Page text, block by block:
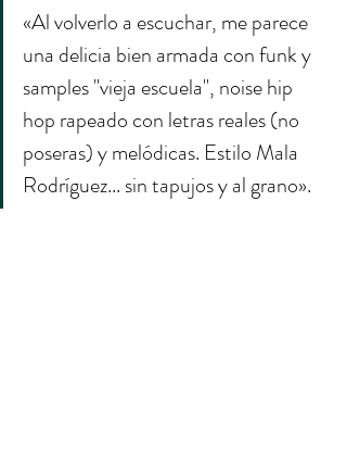
«Al volverlo a escuchar, me parece
una delicia bien armada con funk y
samples "vieja escuela", noise hip
hop rapeado con letras reales (no
poseras) y melódicas. Estilo Mala
Rodríguez... sin tapujos y al grano».